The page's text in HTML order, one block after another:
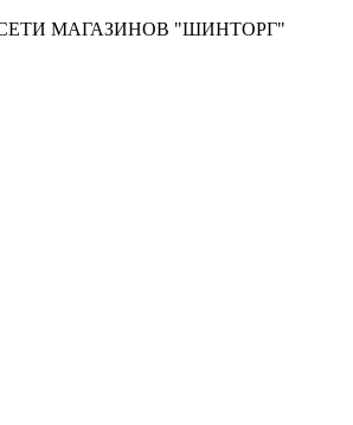
МАГАЗИНОВ "ШИНТОРГ"